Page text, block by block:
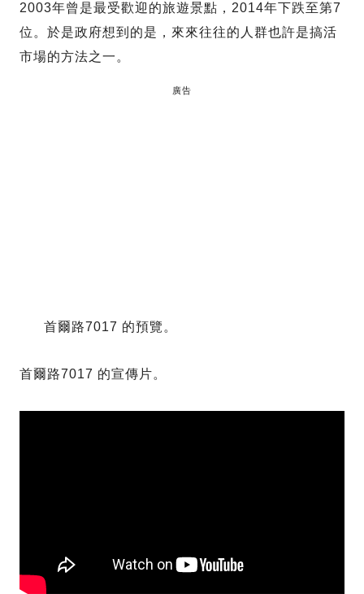
2003年曾是最受歡迎的旅遊景點，2014年下跌至第7
位。於是政府想到的是，來來往往的人群也許是搞活
市場的方法之一。
廣告
首爾路7017 的預覽。
首爾路7017 的宣傳片。